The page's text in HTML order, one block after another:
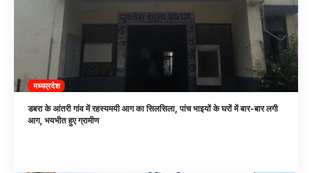
मध्यप्रदेश
डबरा के आंतरी गांव में रहस्यमयी आग का सिलसिला, पांच भाइयों के घरों में बार-बार लगी
आग, भयभीत हुए ग्रामीण